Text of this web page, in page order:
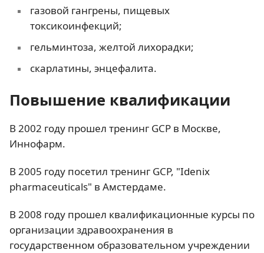
газовой гангрены, пищевых
токсикоинфекций;
гельминтоза, желтой лихорадки;
скарлатины, энцефалита.
Повышение квалификации
В 2002 году прошел тренинг GCP в Москве,
Иннофарм.
В 2005 году посетил тренинг GCP, "Idenix
pharmaceuticals" в Амстердаме.
В 2008 году прошел квалификационные курсы по
организации здравоохранения в
государственном образовательном учреждении